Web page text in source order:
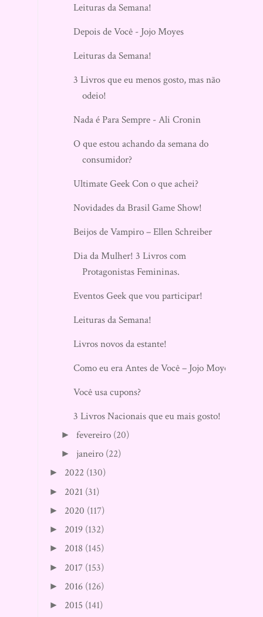
Leituras da Semana!
Depois de Você - Jojo Moyes
Leituras da Semana!
3 Livros que eu menos gosto, mas não
odeio!
Nada é Para Sempre - Ali Cronin
O que estou achando da semana do
consumidor?
Ultimate Geek Con o que achei?
Novidades da Brasil Game Show!
Beijos de Vampiro – Ellen Schreiber
Dia da Mulher! 3 Livros com
Protagonistas Femininas.
Eventos Geek que vou participar!
Leituras da Semana!
Livros novos da estante!
Como eu era Antes de Você – Jojo Moyes
Você usa cupons?
3 Livros Nacionais que eu mais gosto!
►fevereiro (20)
► janeiro (22)
► 2022 (130)
► 2021 (31)
► 2020 (117)
► 2019 (132)
► 2018 (145)
► 2017 (153)
► 2016 (126)
► 2015 (141)